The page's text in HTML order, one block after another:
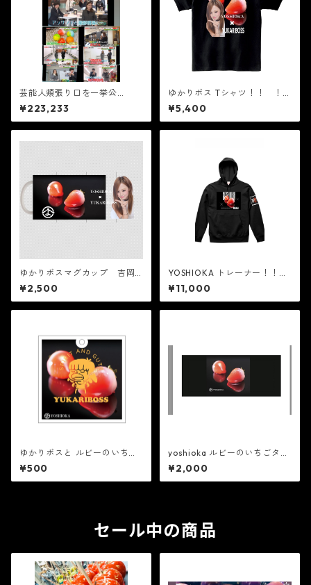
芸能人頬張り口を一挙公
開！！ ルビーのいちご 天
使の真珠メロン 斐川の少女
の夏帽子（スフレチーズケー
¥223,233
ゆかりボス Tシャツ！！ ！今
回はご要望の多かった最新のT
シャツを販売します。S、M、L
からお選びください。（後日
¥5,400
ゆかりボスマグカップ 吉岡
製菓の現役！今回はご要望の
多かった最新のタオルを販売
します。S、M、Lからお選びく
¥2,500
YOSHIOKA トレーナー！！
！M,Lから選んでください！
¥11,000
ゆかりボスと ルビーのいち
ご キーホルダー 吉岡製菓
の現役！今回はご要望の多か
った最新のキーホルダーを販
¥500
yoshioka ルビーのいちごタオ
ル 吉岡製菓の現役！今回は
ご要望の多かった最新のタオ
ルを販売します。S、M、Lから
¥2,000
セール中の商品